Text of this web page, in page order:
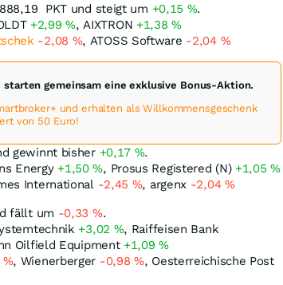
PKT und steigt um +0,15 %.
+2,99%, AIXTRON +1,38%
-2,08 %, ATOSS Software -2,04 %
starten gemeinsam eine exklusive Bonus-Aktion.
und erhalten als Willkommensgeschenk
von 50 Euro!
gewinnt bisher +0,17 %.
Energy +1,50%, Prosus Registered (N) +1,05%
International -2,45 %, argenx -2,04 %
fällt um -0,33 %.
+3,02 %, Raiffeisen Bank
Oilfield Equipment +1,09%
%, Wienerberger -0,98%, Oesterreichische Post